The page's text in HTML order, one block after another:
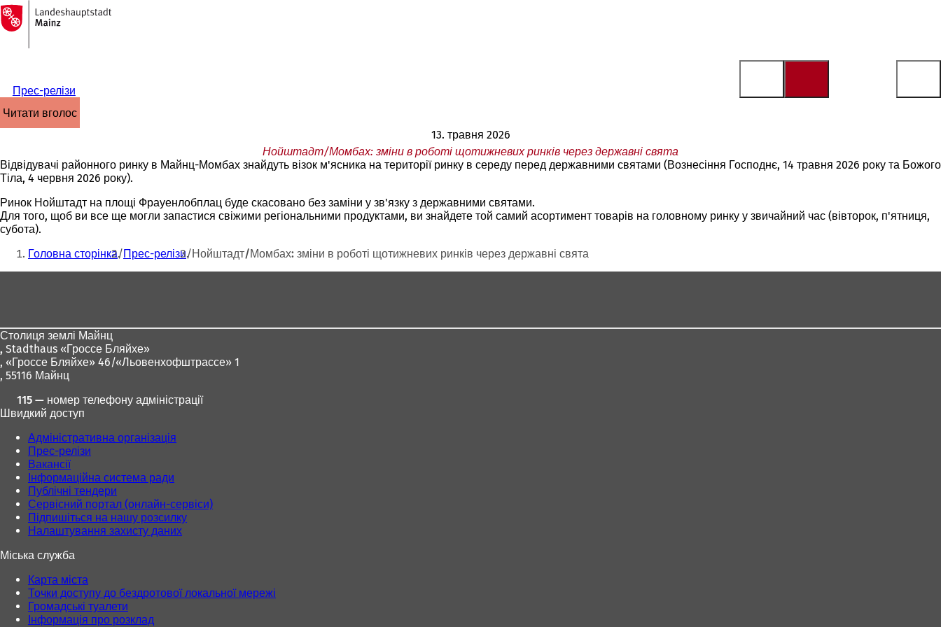
Перейти до змісту
На
головну
сторінку
Прес-релізи
читати вголос
13. травня 2026
Нойштадт/Момбах: зміни в роботі щотижневих ринків через державні свята
Відвідувачі районного ринку в Майнц-Момбах знайдуть візок м'ясника на території ринку в середу перед державними святами (Вознесіння Господнє, 14 травня 2026 року та Божого
Тіла, 4 червня 2026 року).
Ринок Нойштадт на площі Фрауенлобплац буде скасовано без заміни у зв'язку з державними святами.
Для того, щоб ви все ще могли запастися свіжими регіональними продуктами, ви знайдете той самий асортимент товарів на головному ринку у звичайний час (вівторок, п'ятниця,
субота).
Ти
тут:
Головна сторінка Прес-релізи Нойштадт/Момбах: зміни в роботі щотижневих ринків через державні свята
Столиця землі Майнц
, Stadthaus «Гроссе Бляйхе»
, «Гроссе Бляйхе» 46/«Льовенхофштрассе» 1
, 55116 Майнц
115 — номер телефону адміністрації
Швидкий доступ
Адміністративна організація
Прес-релізи
Вакансії
Інформаційна система ради
Публічні тендери
Сервісний портал (онлайн-сервіси)
Підпишіться на нашу розсилку
Налаштування захисту даних
Міська служба
Карта міста
Точки доступу до бездротової локальної мережі
Громадські туалети
Інформація про розклад